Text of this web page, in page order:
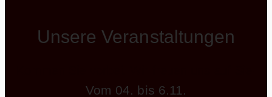
Unsere Veranstaltungen
Vom 04. bis 6.11.